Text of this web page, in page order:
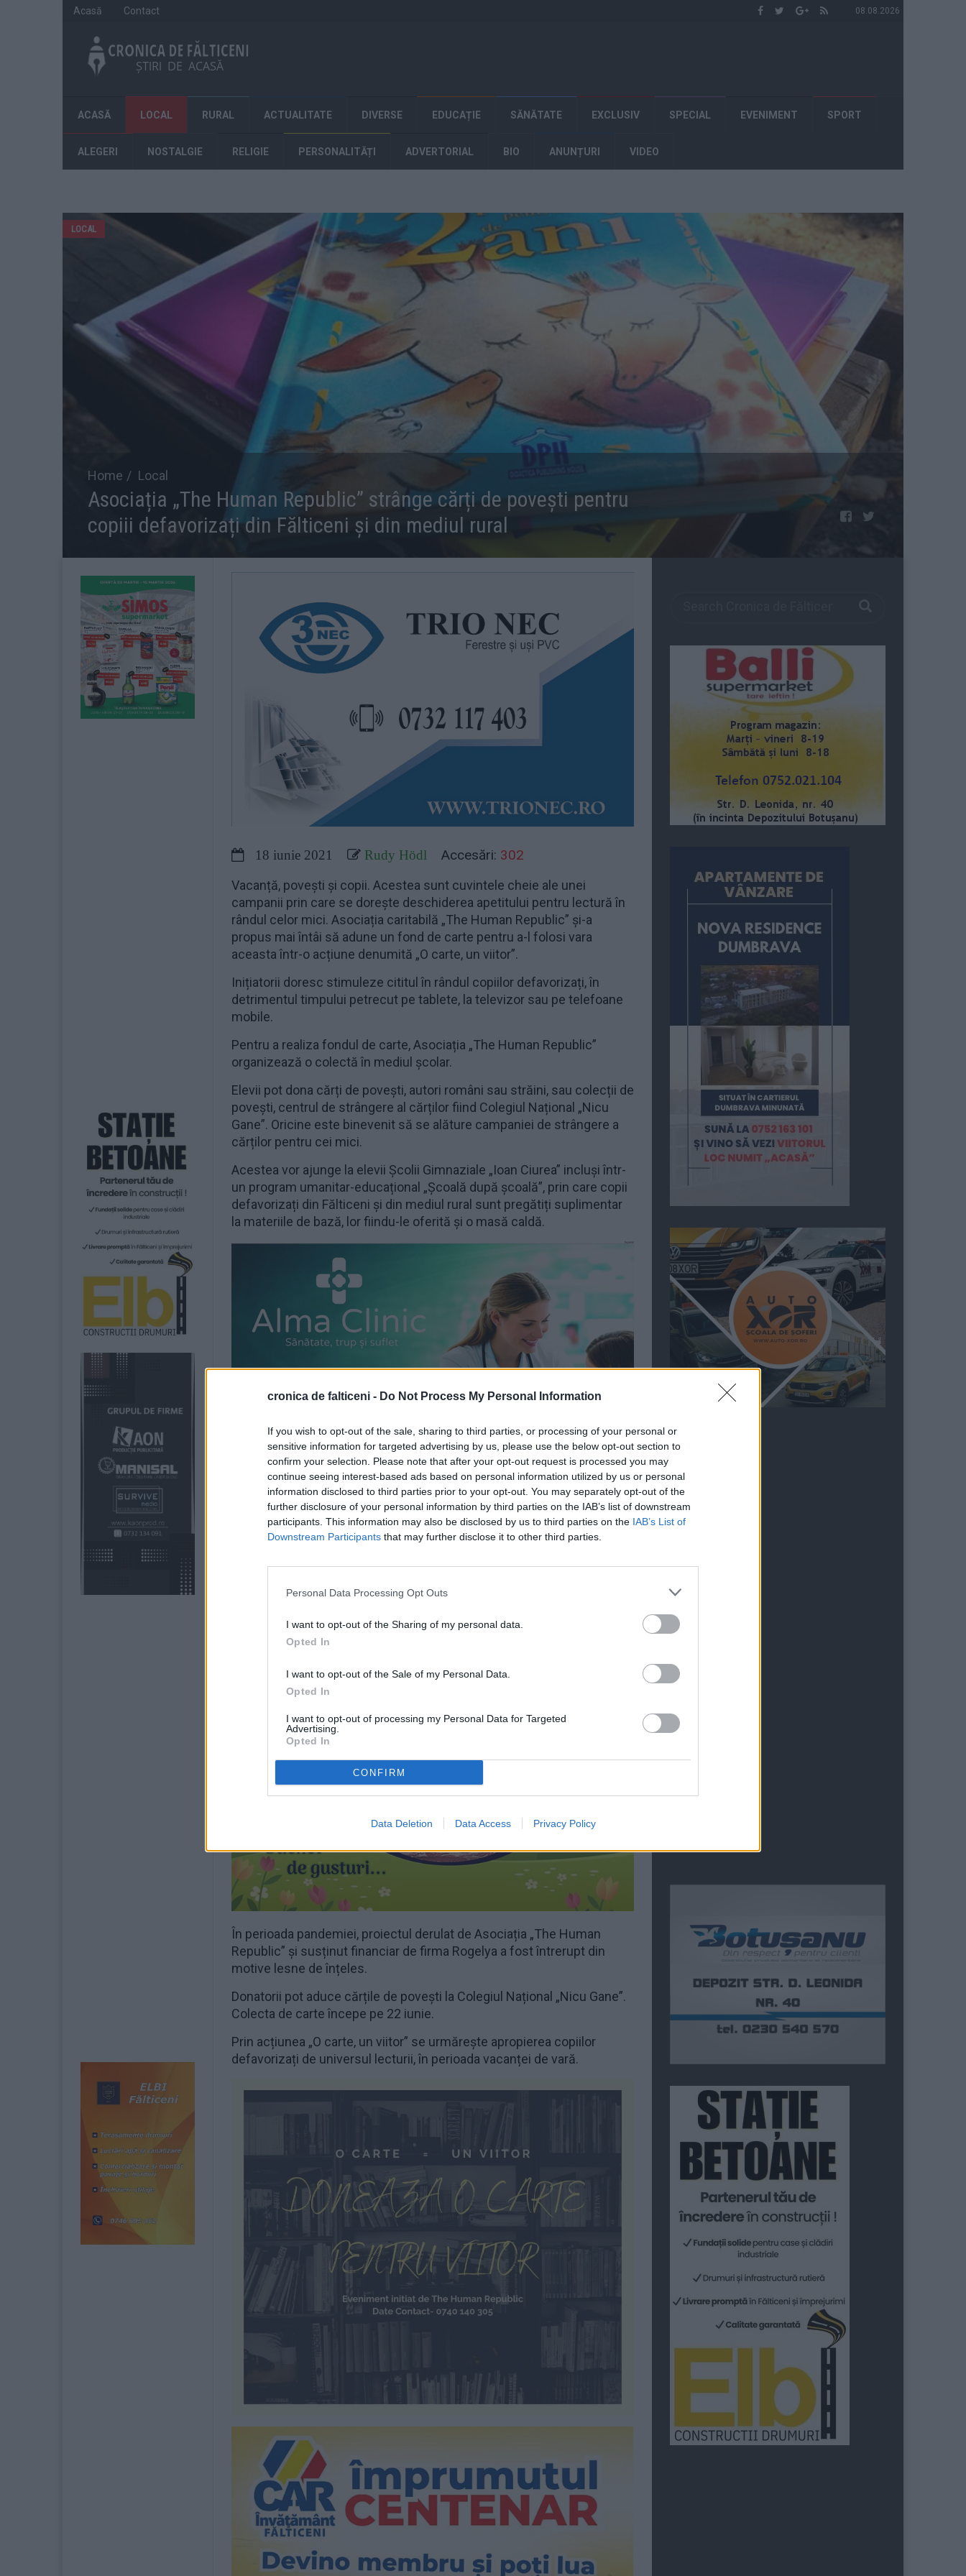
cronica de falticeni - Do Not Process My Personal Information
If you wish to opt-out of the sale, sharing to third parties, or processing of your personal or
sensitive information for targeted advertising by us, please use the below opt-out section to
confirm your selection. Please note that after your opt-out request is processed you may
continue seeing interest-based ads based on personal information utilized by us or personal
information disclosed to third parties prior to your opt-out. You may separately opt-out of the
further disclosure of your personal information by third parties on the IAB’s list of downstream
participants. This information may also be disclosed by us to third parties on the IAB’s List of
Downstream Participants that may further disclose it to other third parties.
Personal Data Processing Opt Outs
I want to opt-out of the Sharing of my personal data.
Opted In
I want to opt-out of the Sale of my Personal Data.
Opted In
I want to opt-out of processing my Personal Data for Targeted
Advertising.
Opted In
CONFIRM
Data Deletion Data Access Privacy Policy
08.08.2026
Acasă Contact
ACASĂ LOCAL RURAL ACTUALITATE DIVERSE EDUCAȚIE SĂNĂTATE EXCLUSIV SPECIAL EVENIMENT SPORT
ALEGERI NOSTALGIE RELIGIE PERSONALITĂȚI ADVERTORIAL BIO ANUNȚURI VIDEO
LOCAL
Home Local
Asociația „The Human Republic” strânge cărți de povești pentru
copiii defavorizați din Fălticeni și din mediul rural
18 iunie 2021 Rudy Hödl Accesări: 302
Vacanță, povești și copii. Acestea sunt cuvintele cheie ale unei
campanii prin care se dorește deschiderea apetitului pentru lectură în
rândul celor mici. Asociația caritabilă „The Human Republic” și-a
propus mai întâi să adune un fond de carte pentru a-l folosi vara
aceasta într-o acțiune denumită „O carte, un viitor”.
Inițiatorii doresc stimuleze cititul în rândul copiilor defavorizați, în
detrimentul timpului petrecut pe tablete, la televizor sau pe telefoane
mobile.
Pentru a realiza fondul de carte, Asociația „The Human Republic”
organizează o colectă în mediul școlar.
Elevii pot dona cărți de povești, autori români sau străini, sau colecții de
povești, centrul de strângere al cărților fiind Colegiul Național „Nicu
Gane”. Oricine este binevenit să se alăture campaniei de strângere a
cărților pentru cei mici.
Acestea vor ajunge la elevii Școlii Gimnaziale „Ioan Ciurea” incluși într-
un program umanitar-educațional „Școală după școală”, prin care copii
defavorizați din Fălticeni și din mediul rural sunt pregătiți suplimentar
la materiile de bază, lor fiindu-le oferită și o masă caldă.
În perioada pandemiei, proiectul derulat de Asociația „The Human
Republic” și susținut financiar de firma Rogelya a fost întrerupt din
motive lesne de înțeles.
Donatorii pot aduce cărțile de povești la Colegiul Național „Nicu Gane”.
Colecta de carte începe pe 22 iunie.
Prin acțiunea „O carte, un viitor” se urmărește apropierea copiilor
defavorizați de universul lecturii, în perioada vacanței de vară.